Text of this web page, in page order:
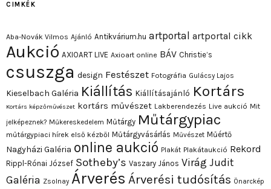
CIMKÉK
Aba-Novák Vilmos Ajánló Antikvárium.hu artportal artportal cikk
Aukció AXIOART LIVE Axioart online BÁV Christie’s
csuszga design Festészet Fotográfia Gulácsy Lajos
Kieselbach Galéria Kiállítás Kiállításajánló Kortárs
Kortárs képzőművészet kortárs művészet Lakberendezés Live aukció Mit
jelképeznek? Műkereskedelem Műtárgy Műtárgypiac
műtárgypiaci hírek első kézből Műtárgyvásárlás Művészet Műértő
Nagyházi Galéria online aukció Plakát Plakátaukció Rekord
Rippl-Rónai József Sotheby’s Vaszary János Virág Judit
Galéria Zsolnay Árverés Árverési tudósítás Önarckép